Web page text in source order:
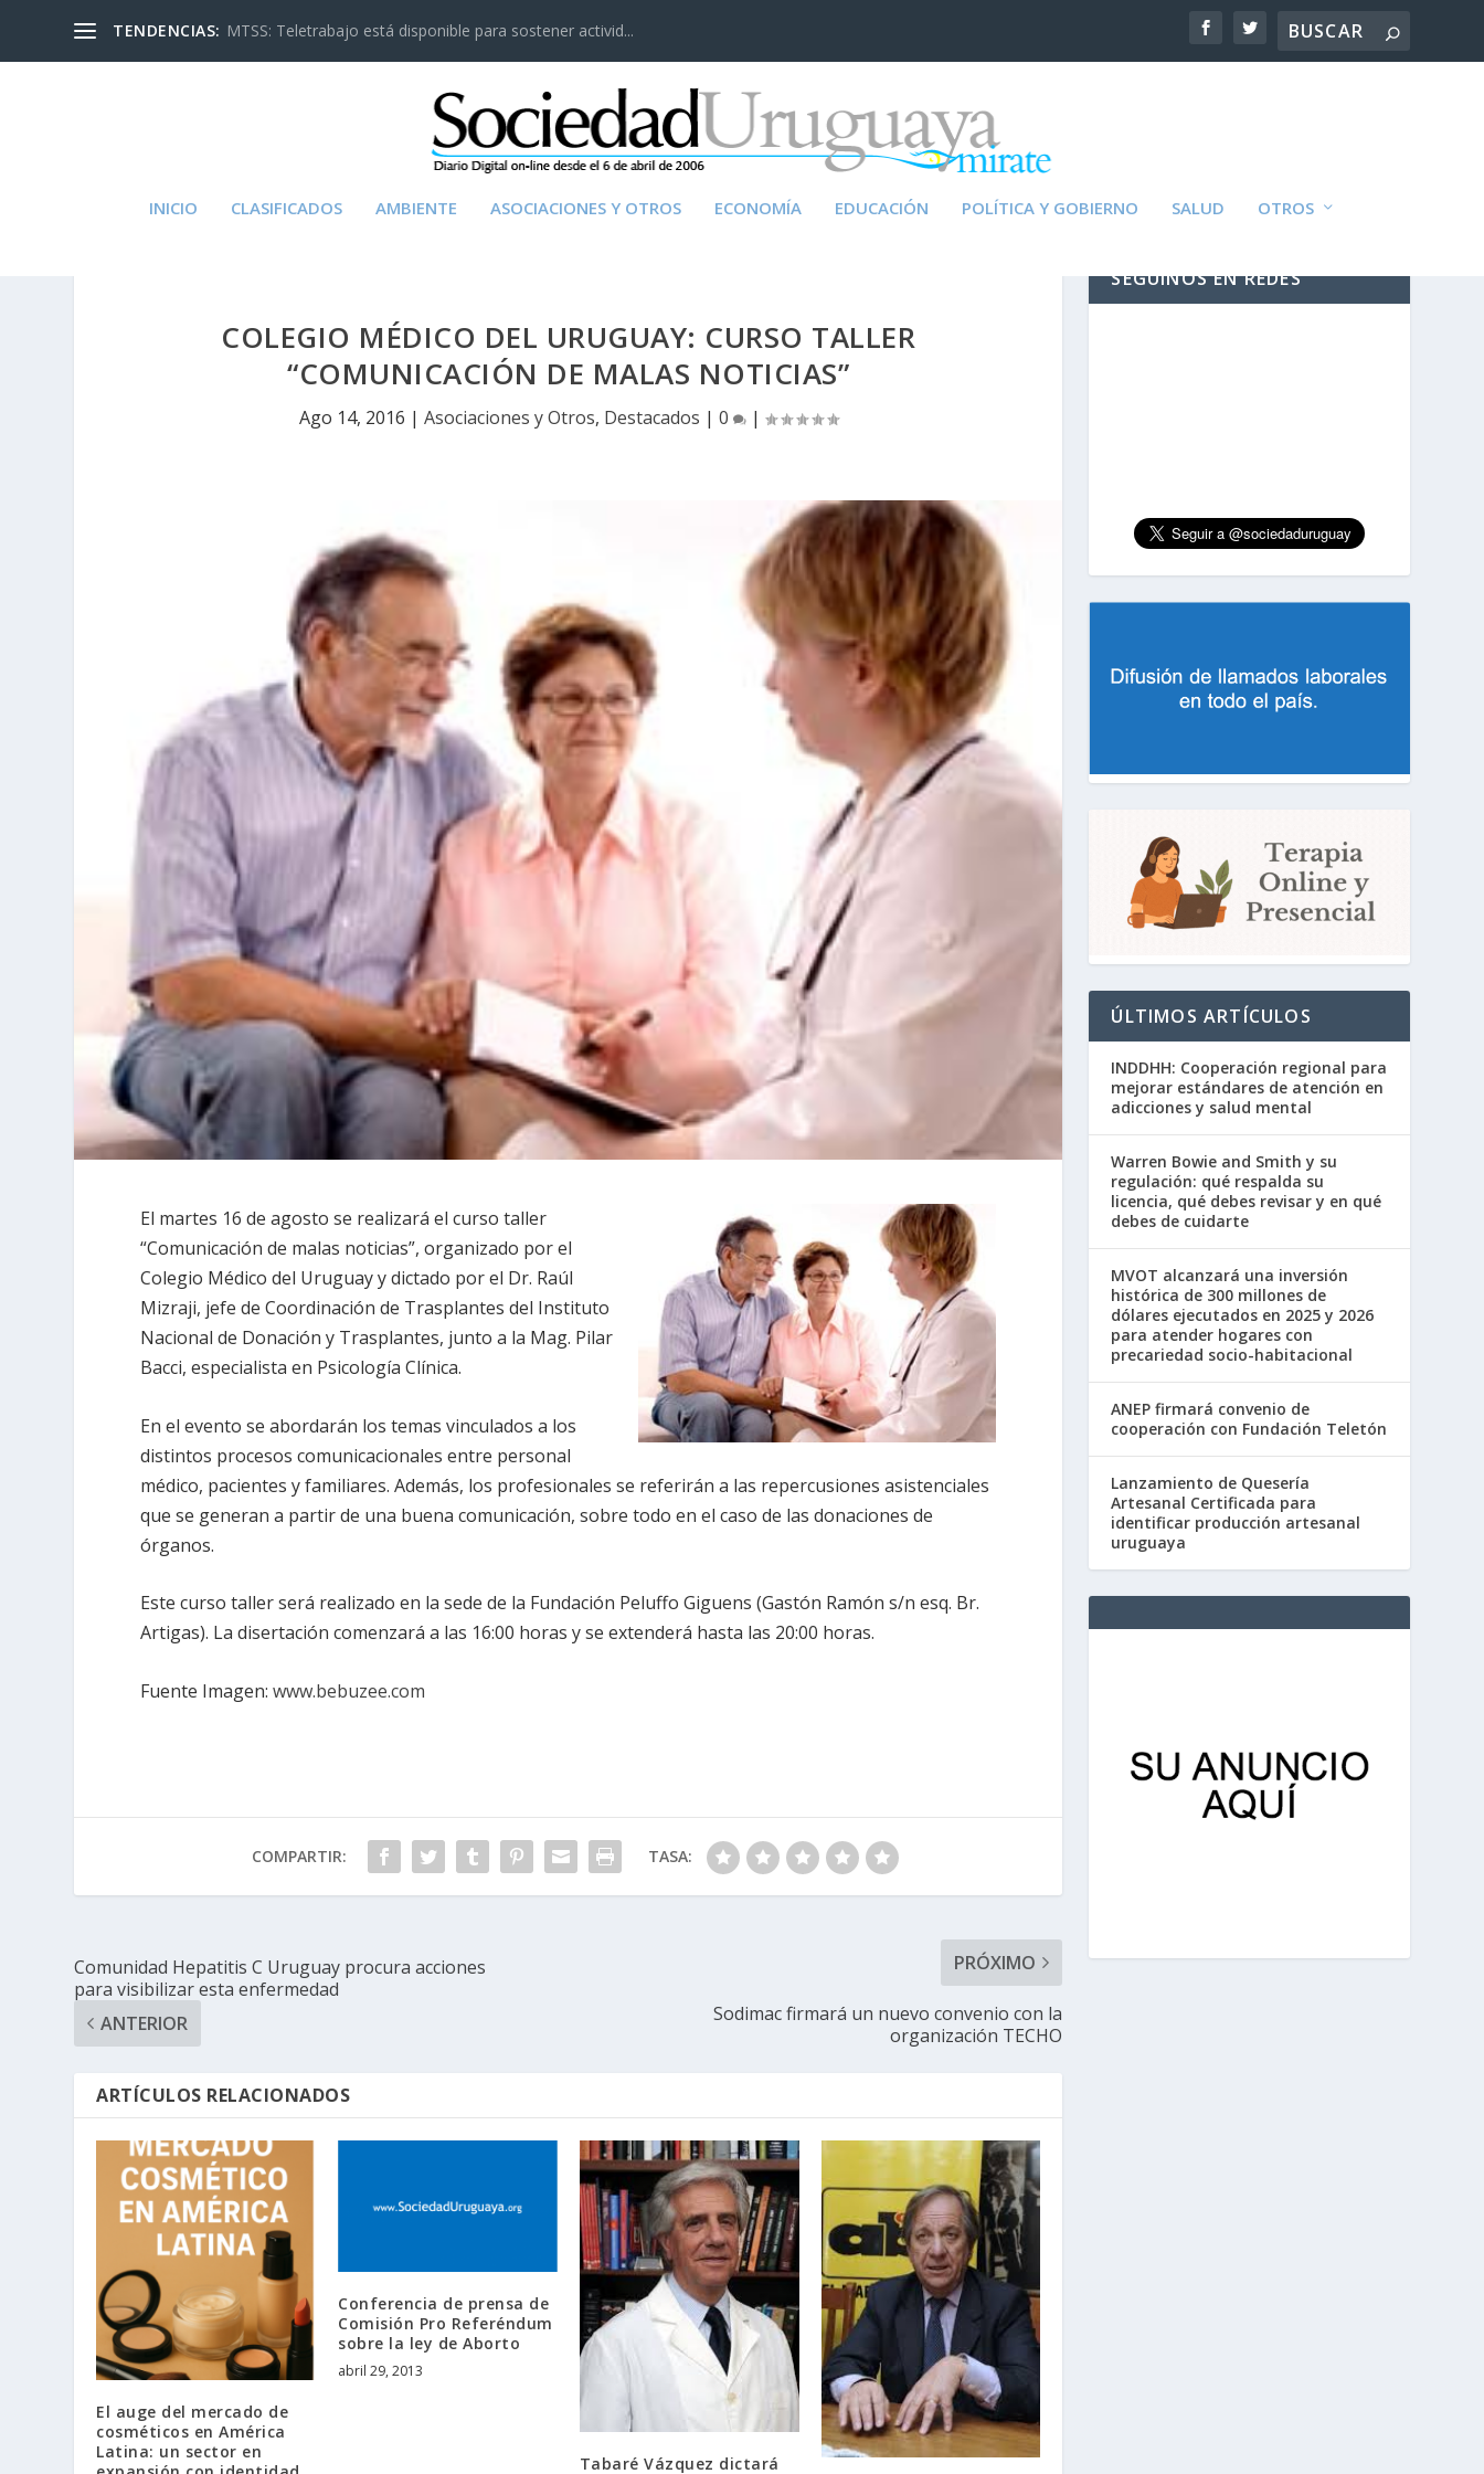
TENDENCIAS: MTSS: Teletrabajo está disponible para sostener activid...
INICIO CLASIFICADOS AMBIENTE ASOCIACIONES Y OTROS ECONOMÍA EDUCACIÓN POLÍTICA Y GOBIERNO SALUD OTROS
COLEGIO MÉDICO DEL URUGUAY: CURSO TALLER
“COMUNICACIÓN DE MALAS NOTICIAS”
Ago 14, 2016 | Asociaciones y Otros, Destacados | 0 |
El martes 16 de agosto se realizará el curso taller
“Comunicación de malas noticias”, organizado por el
Colegio Médico del Uruguay y dictado por el Dr. Raúl
Mizraji, jefe de Coordinación de Trasplantes del Instituto
Nacional de Donación y Trasplantes, junto a la Mag. Pilar
Bacci, especialista en Psicología Clínica.
En el evento se abordarán los temas vinculados a los
distintos procesos comunicacionales entre personal
médico, pacientes y familiares. Además, los profesionales se referirán a las repercusiones asistenciales
que se generan a partir de una buena comunicación, sobre todo en el caso de las donaciones de
órganos.
Este curso taller será realizado en la sede de la Fundación Peluffo Giguens (Gastón Ramón s/n esq. Br.
Artigas). La disertación comenzará a las 16:00 horas y se extenderá hasta las 20:00 horas.
Fuente Imagen:www.bebuzee.com
COMPARTIR: TASA:
Comunidad Hepatitis C Uruguay procura acciones
para visibilizar esta enfermedad
ANTERIOR
PRÓXIMO
Sodimac firmará un nuevo convenio con la
organización TECHO
ARTÍCULOS RELACIONADOS
El auge del mercado de
cosméticos en América
Latina: un sector en
Conferencia de prensa de
Comisión Pro Referéndum
sobre la ley de Aborto
abril 29, 2013
Tabaré Vázquez dictará
SEGUINOS EN REDES
ÚLTIMOS ARTÍCULOS
INDDHH: Cooperación regional para
mejorar estándares de atención en
adicciones y salud mental
Warren Bowie and Smith y su
regulación: qué respalda su
licencia, qué debes revisar y en qué
debes de cuidarte
MVOT alcanzará una inversión
histórica de 300 millones de
dólares ejecutados en 2025 y 2026
para atender hogares con
precariedad socio-habitacional
ANEP firmará convenio de
cooperación con Fundación Teletón
Lanzamiento de Quesería
Artesanal Certificada para
identificar producción artesanal
uruguaya